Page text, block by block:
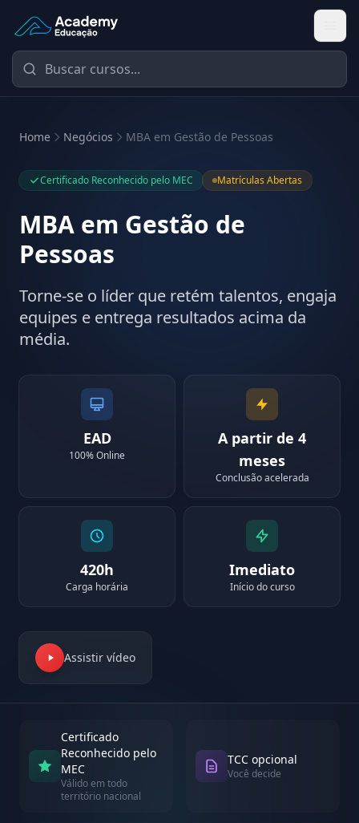
Academy Educação — Página Inicial
Home Negócios MBA em Gestão de Pessoas
Certificado Reconhecido pelo MEC Matrículas Abertas
MBA em Gestão de
Pessoas
Torne-se o líder que retém talentos, engaja
equipes e entrega resultados acima da
média.
EAD
100% Online
A partir de 4
meses
Conclusão acelerada
420h
Carga horária
Imediato
Início do curso
Assistir vídeo
Certificado
Reconhecido pelo
MEC
Válido em todo
território nacional
TCC opcional
Você decide